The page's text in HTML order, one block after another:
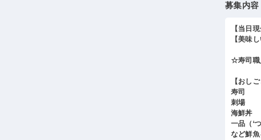
募集内容
【当日
【美味
☆寿司職
【おし
寿司
刺場
海鮮丼
一品（‘
など鮮